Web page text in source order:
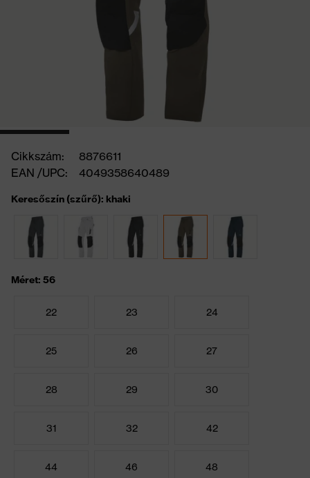
Cikkszám:
8876611
EAN /UPC:
4049358640489
Keresőszín (szűrő): khaki
Méret: 56
22 23 24
25 26 27
28 29 30
31 32 42
44 46 48